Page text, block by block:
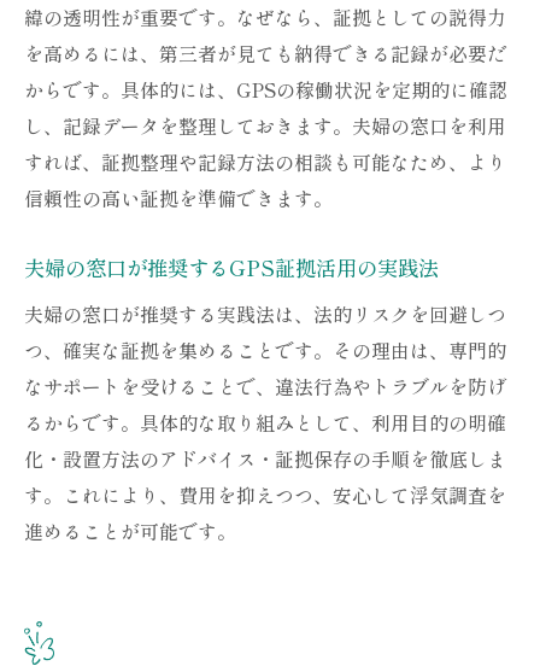
緯の透明性が重要です。なぜなら、証拠としての説得力
を高めるには、第三者が見ても納得できる記録が必要だ
からです。具体的には、GPSの稼働状況を定期的に確認
し、記録データを整理しておきます。夫婦の窓口を利用
すれば、証拠整理や記録方法の相談も可能なため、より
信頼性の高い証拠を準備できます。
夫婦の窓口が推奨するGPS証拠活用の実践法
夫婦の窓口が推奨する実践法は、法的リスクを回避しつ
つ、確実な証拠を集めることです。その理由は、専門的
なサポートを受けることで、違法行為やトラブルを防げ
るからです。具体的な取り組みとして、利用目的の明確
化・設置方法のアドバイス・証拠保存の手順を徹底しま
す。これにより、費用を抑えつつ、安心して浮気調査を
進めることが可能です。